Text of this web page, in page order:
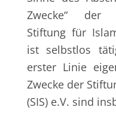
Zwecke“ der
Stiftung für
ist selbstlos
erster Linie
Zwecke der
(SIS) e.V. sind